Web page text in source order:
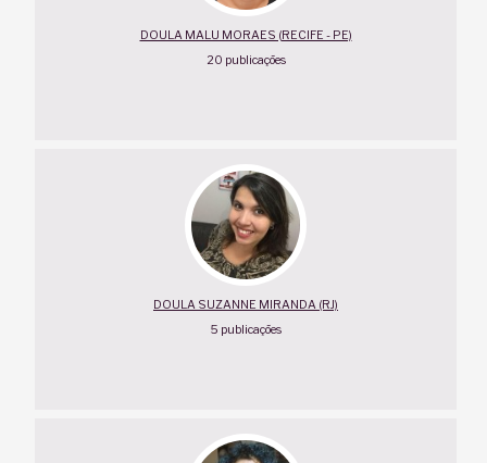
DOULA MALU MORAES (RECIFE - PE)
20 publicações
DOULA SUZANNE MIRANDA (RJ)
5 publicações